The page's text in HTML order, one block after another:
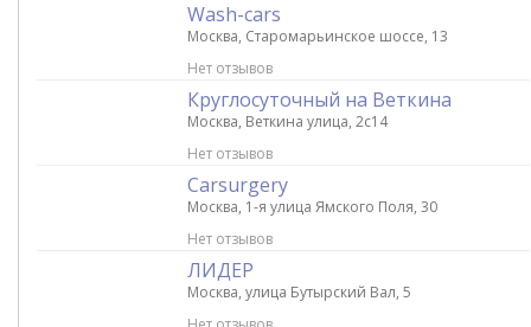
Wash-cars
Москва, Старомарьинское шоссе, 13
Нет отзывов
Круглосуточный на Веткина
Москва, Веткина улица, 2с14
Нет отзывов
Carsurgery
Москва, 1-я улица Ямского Поля, 30
Нет отзывов
ЛИДЕР
Москва, улица Бутырский Вал, 5